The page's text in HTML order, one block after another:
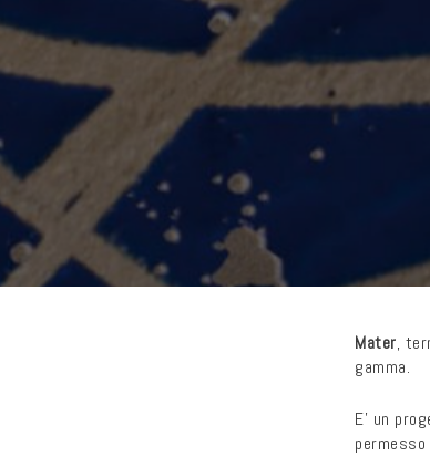
Mater,
gamma.
E’ un